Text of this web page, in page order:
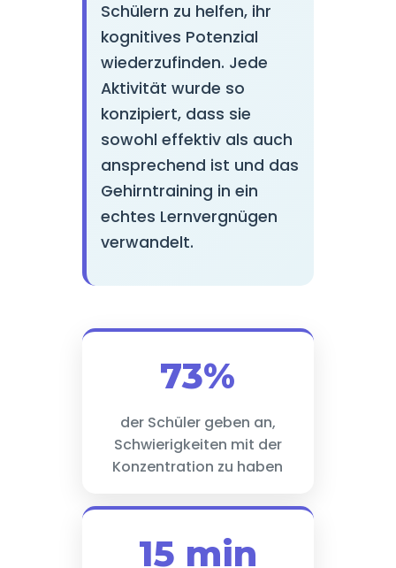
Schülern zu helfen, ihr
kognitives Potenzial
wiederzufinden. Jede
Aktivität wurde so
konzipiert, dass sie
sowohl effektiv als auch
ansprechend ist und das
Gehirntraining in ein
echtes Lernvergnügen
verwandelt.
73%
der Schüler geben an,
Schwierigkeiten mit der
Konzentration zu haben
15 min